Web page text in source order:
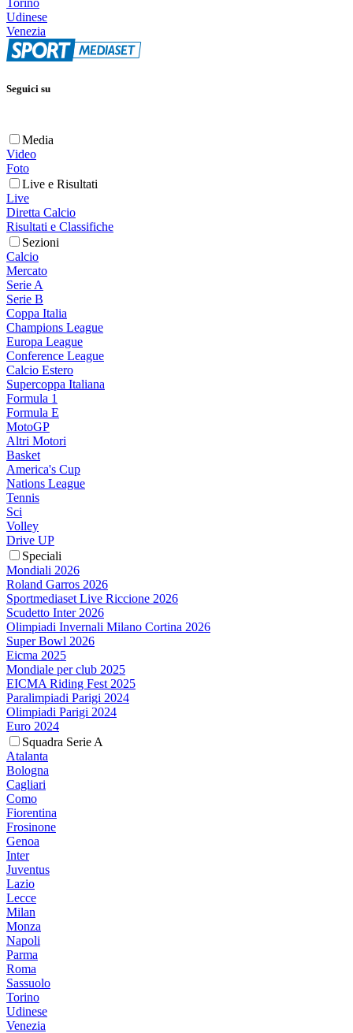
Torino
Udinese
Venezia
Seguici su
Media
Video
Foto
Live e Risultati
Live
Diretta Calcio
Risultati e Classifiche
Sezioni
Calcio
Mercato
Serie A
Serie B
Coppa Italia
Champions League
Europa League
Conference League
Calcio Estero
Supercoppa Italiana
Formula 1
Formula E
MotoGP
Altri Motori
Basket
America's Cup
Nations League
Tennis
Sci
Volley
Drive UP
Speciali
Mondiali 2026
Roland Garros 2026
Sportmediaset Live Riccione 2026
Scudetto Inter 2026
Olimpiadi Invernali Milano Cortina 2026
Super Bowl 2026
Eicma 2025
Mondiale per club 2025
EICMA Riding Fest 2025
Paralimpiadi Parigi 2024
Olimpiadi Parigi 2024
Euro 2024
Squadra Serie A
Atalanta
Bologna
Cagliari
Como
Fiorentina
Frosinone
Genoa
Inter
Juventus
Lazio
Lecce
Milan
Monza
Napoli
Parma
Roma
Sassuolo
Torino
Udinese
Venezia